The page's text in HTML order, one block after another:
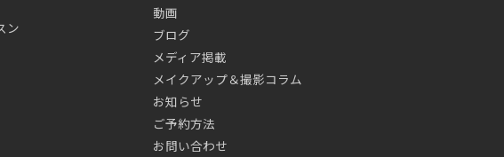
ン
動画
ブログ
メディア掲載
メイクアップ＆撮影コラム
お知らせ
ご予約方法
お問い合わせ